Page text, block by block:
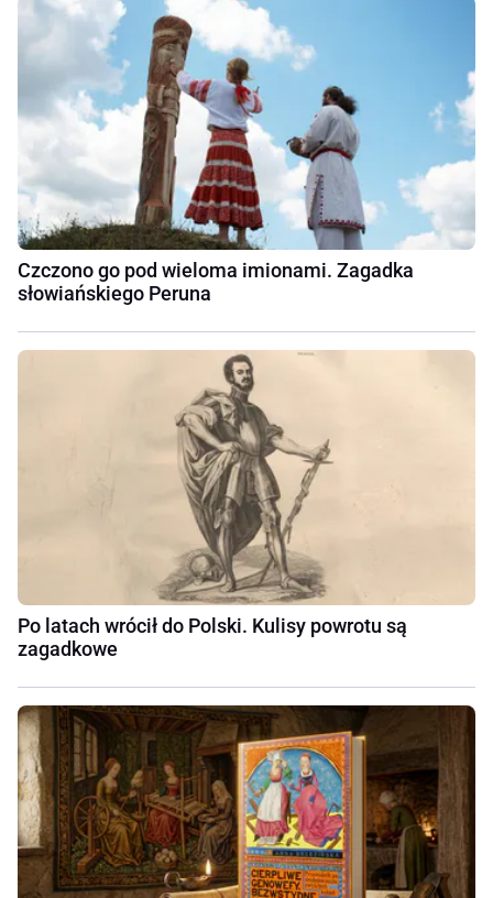
Czczono go pod wieloma imionami. Zagadka
słowiańskiego Peruna
Po latach wrócił do Polski. Kulisy powrotu są
zagadkowe